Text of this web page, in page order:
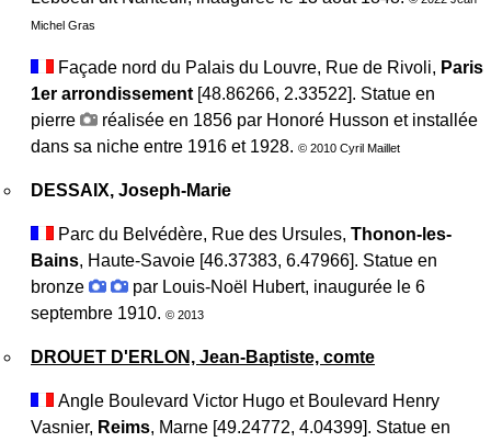
Michel Gras
Façade nord du Palais du Louvre, Rue de Rivoli, Paris
1er arrondissement [48.86266, 2.33522]. Statue en
pierre
réalisée en 1856 par Honoré Husson et installée
dans sa niche entre 1916 et 1928. © 2010 Cyril Maillet
DESSAIX, Joseph-Marie
Parc du Belvédère, Rue des Ursules, Thonon-les-
Bains, Haute-Savoie [46.37383, 6.47966]. Statue en
bronze
par Louis-Noël Hubert, inaugurée le 6
septembre 1910. © 2013
DROUET D'ERLON, Jean-Baptiste, comte
Angle Boulevard Victor Hugo et Boulevard Henry
Vasnier, Reims, Marne [49.24772, 4.04399]. Statue en